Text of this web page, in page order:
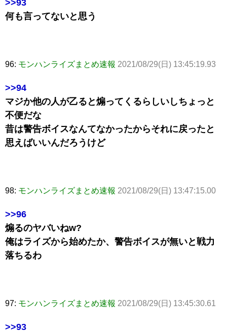
>>93
何も言ってないと思う
96: モンハンライズまとめ速報 2021/08/29(日) 13:45:19.93
>>94
マジか他の人が乙ると煽ってくるらしいしちょっと
不便だな
昔は警告ボイスなんてなかったからそれに戻ったと
思えばいいんだろうけど
98: モンハンライズまとめ速報 2021/08/29(日) 13:47:15.00
>>96
煽るのヤバいねw?
俺はライズから始めたか、警告ボイスが無いと戦力
落ちるわ
97: モンハンライズまとめ速報 2021/08/29(日) 13:45:30.61
>>93